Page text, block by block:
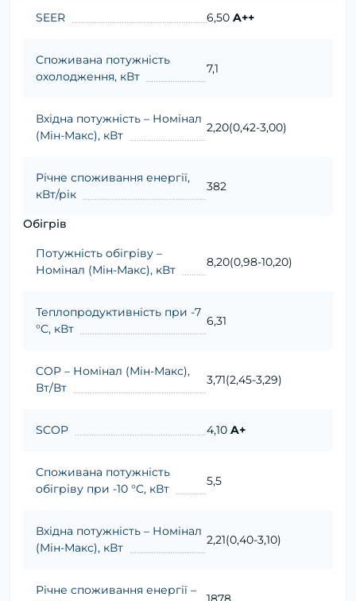
SEER 6,50 A++
Споживана потужність
охолодження, кВт
7,1
Вхідна потужність – Номінал
(Мін-Макс), кВт
2,20(0,42-3,00)
Річне споживання енергії,
кВт/рік
382
Обігрів
Потужність обігріву –
Номінал (Мін-Макс), кВт
8,20(0,98-10,20)
Теплопродуктивність при -7
°C, кВт
6,31
COP – Номінал (Мін-Макс),
Вт/Вт
3,71(2,45-3,29)
SCOP 4,10 A+
Споживана потужність
обігріву при -10 °C, кВт
5,5
Вхідна потужність – Номінал
(Мін-Макс), кВт
2,21(0,40-3,10)
Річне споживання енергії –